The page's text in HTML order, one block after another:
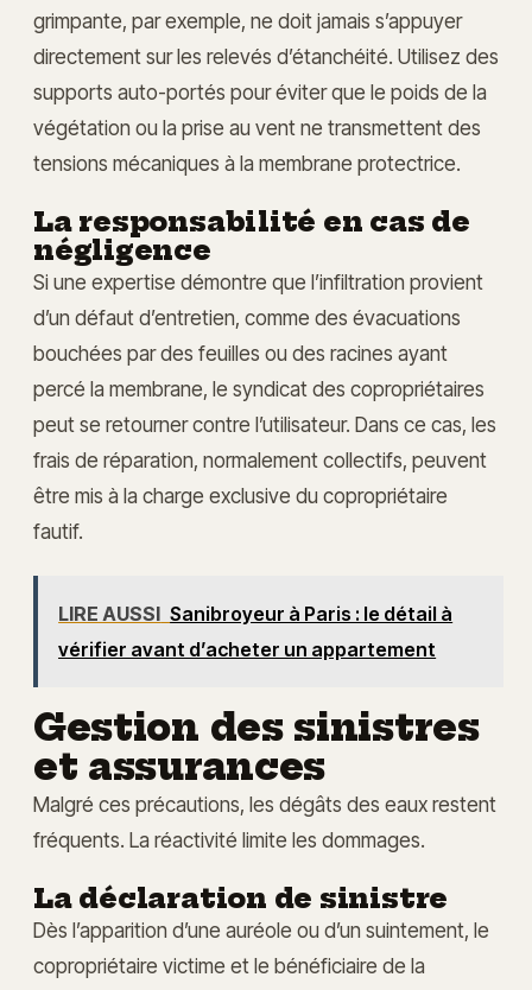
grimpante, par exemple, ne doit jamais s’appuyer
directement sur les relevés d’étanchéité. Utilisez des
supports auto-portés pour éviter que le poids de la
végétation ou la prise au vent ne transmettent des
tensions mécaniques à la membrane protectrice.
La responsabilité en cas de
négligence
Si une expertise démontre que l’infiltration provient
d’un défaut d’entretien, comme des évacuations
bouchées par des feuilles ou des racines ayant
percé la membrane, le syndicat des copropriétaires
peut se retourner contre l’utilisateur. Dans ce cas, les
frais de réparation, normalement collectifs, peuvent
être mis à la charge exclusive du copropriétaire
fautif.
LIRE AUSSI Sanibroyeur à Paris : le détail à
vérifier avant d’acheter un appartement
Gestion des sinistres
et assurances
Malgré ces précautions, les dégâts des eaux restent
fréquents. La réactivité limite les dommages.
La déclaration de sinistre
Dès l’apparition d’une auréole ou d’un suintement, le
copropriétaire victime et le bénéficiaire de la